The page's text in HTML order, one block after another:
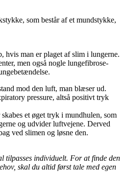
som består af et mundstykke,
hvis man er plaget af slim i lungerne.
men også nogle lungefibrose-
mod den luft, man blæser ud.
pressure, altså positivt tryk
et øget tryk i mundhulen, som
og udvider luftvejene. Derved
ved slimen og løsne den.
tilpasses individuelt. For at finde den
skal du altid først tale med egen